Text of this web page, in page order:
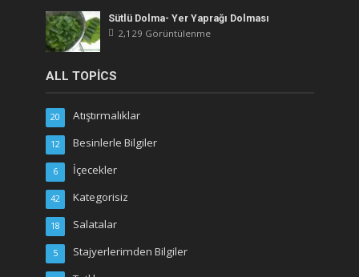
Sütlü Dolma- Yer Yaprağı Dolması
2,129 Görüntülenme
ALL TOPICS
Atıştırmalıklar
20
Besinlerle Bilgiler
12
İçecekler
6
Kategorisiz
42
Salatalar
18
Stajyerlerimden Bilgiler
5